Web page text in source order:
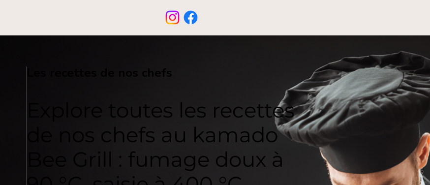
Les recettes de nos chefs
Explore toutes les recettes
de nos chefs au kamado
Bee Grill : fumage doux à